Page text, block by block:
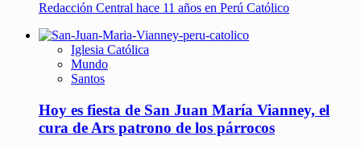
Redacción Central hace 11 años en Perú Católico
Iglesia Católica
Mundo
Santos
Hoy es fiesta de San Juan María Vianney, el
cura de Ars patrono de los párrocos